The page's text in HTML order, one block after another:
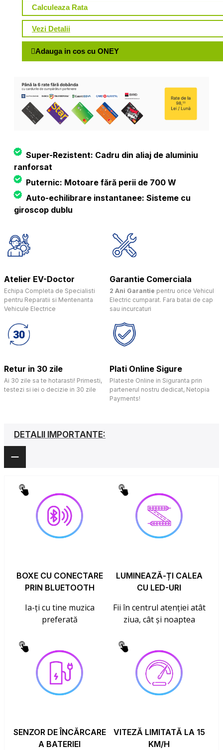
Calculeaza Rata
Vezi Detalii
Adauga in cos cu ONEY
Super-Rezistent: Cadru din aliaj de aluminiu
ranforsat
Puternic: Motoare fără perii de 700 W
Auto-echilibrare instantanee: Sisteme cu
giroscop dublu
Atelier EV-Doctor
Echipa Completa de Specialisti
pentru Reparatii si Mentenanta
Vehicule Electrice
Garantie Comerciala
2 Ani Garantie pentru orice Vehicul
Electric cumparat. Fara batai de cap
sau incurcaturi
Retur in 30 zile
Ai 30 zile sa te hotarasti! Primesti,
testezi si iei o decizie in 30 zile
Plati Online Sigure
Plateste Online in Siguranta prin
partenerul nostru dedicat, Netopia
Payments!
DETALII IMPORTANTE:
BOXE CU CONECTARE
PRIN BLUETOOTH
Ia-ți cu tine muzica
preferată
LUMINEAZĂ-ȚI CALEA
CU LED-URI
Fii în centrul atenției atât
ziua, cât și noaptea
SENZOR DE ÎNCĂRCARE
A BATERIEI
VITEZĂ LIMITATĂ LA 15
KM/H